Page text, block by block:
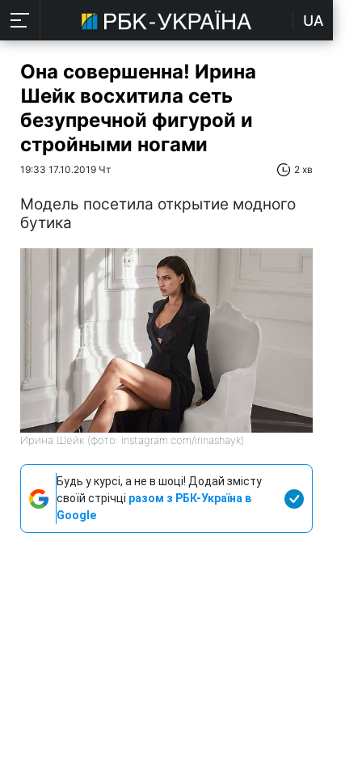
UA
Она совершенна! Ирина
Шейк восхитила сеть
безупречной фигурой и
стройными ногами
19:33 17.10.2019 Чт 2 хв
Модель посетила открытие модного
бутика
Ирина Шейк (фото: instagram.com/irinashayk)
Будь у курсі, а не в шоці! Додай змісту
своїй стрічці разом з РБК-Україна в
Google